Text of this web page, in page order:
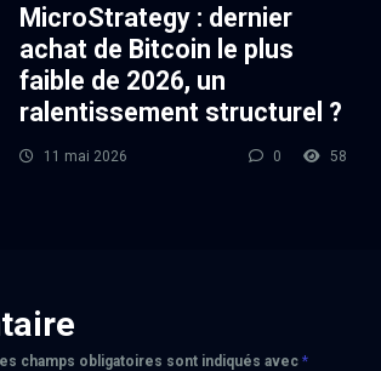
MicroStrategy : dernier
achat de Bitcoin le plus
faible de 2026, un
ralentissement structurel ?
11 mai 2026 0 58
champs obligatoires sont indiqués avec *